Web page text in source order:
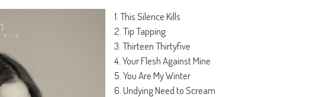
1. This Silence Kills
2. Tip Tapping
3. Thirteen Thirtyfive
4. Your Flesh Against Mine
5. You Are My Winter
6. Undying Need to Scream